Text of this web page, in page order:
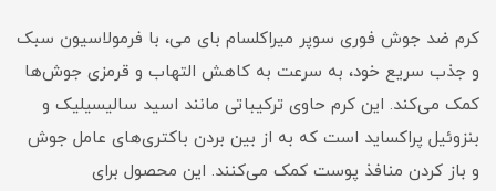
کرم ضد جوش فوری سوپر میراکلسام بای می، با فرمولاسیون سبک
و جذب سریع خود، به سرعت به کاهش التهاب و قرمزی جوش‌ها
کمک می‌کند. این کرم حاوی ترکیباتی مانند اسید سالیسیلیک و
بنزوئیل پراکساید است که به از بین بردن باکتری‌های عامل جوش
و باز کردن منافذ پوست کمک می‌کنند. این محصول برای